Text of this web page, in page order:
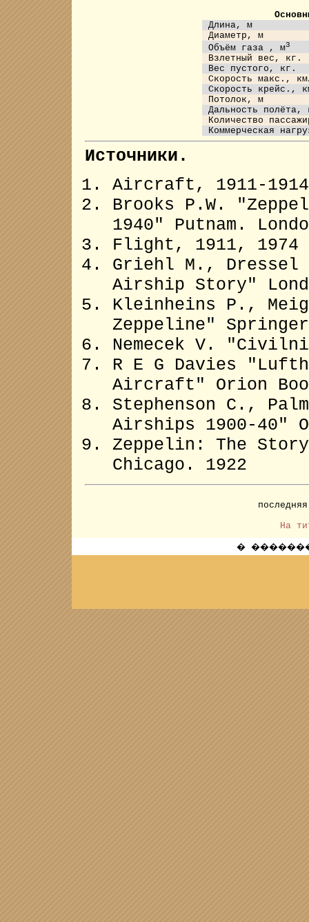
Длина, м
Диаметр, м
Объём газа , м3
Взлетный вес, кг.
Вес пустого, кг.
Скорость макс.,
Скорость крейс.,
Потолок, м
Дальность полёта,
Количество
Коммерческая
Источники.
Aircraft, 1911-1914
Brooks P.W.
1940" Putnam.
Flight, 1911, 1974
Griehl M., Dressel
Airship Story"
Kleinheins P.,
Zeppeline"
Nemecek V.
R E G Davies
Aircraft" Orion
Stephenson C.,
Airships 1900-40"
Zeppelin: The
Chicago. 1922
На
�